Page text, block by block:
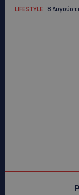
LIFESTYLE 8